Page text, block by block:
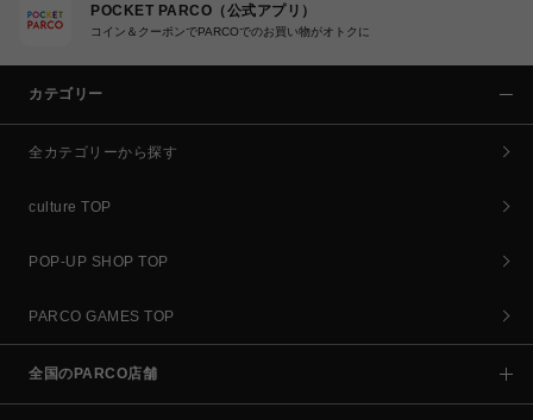
POCKET PARCO（公式アプリ）
コイン＆クーポンでPARCOでのお買い物がオトクに
カテゴリー
全カテゴリーから探す
culture TOP
POP-UP SHOP TOP
PARCO GAMES TOP
全国のPARCO店舗